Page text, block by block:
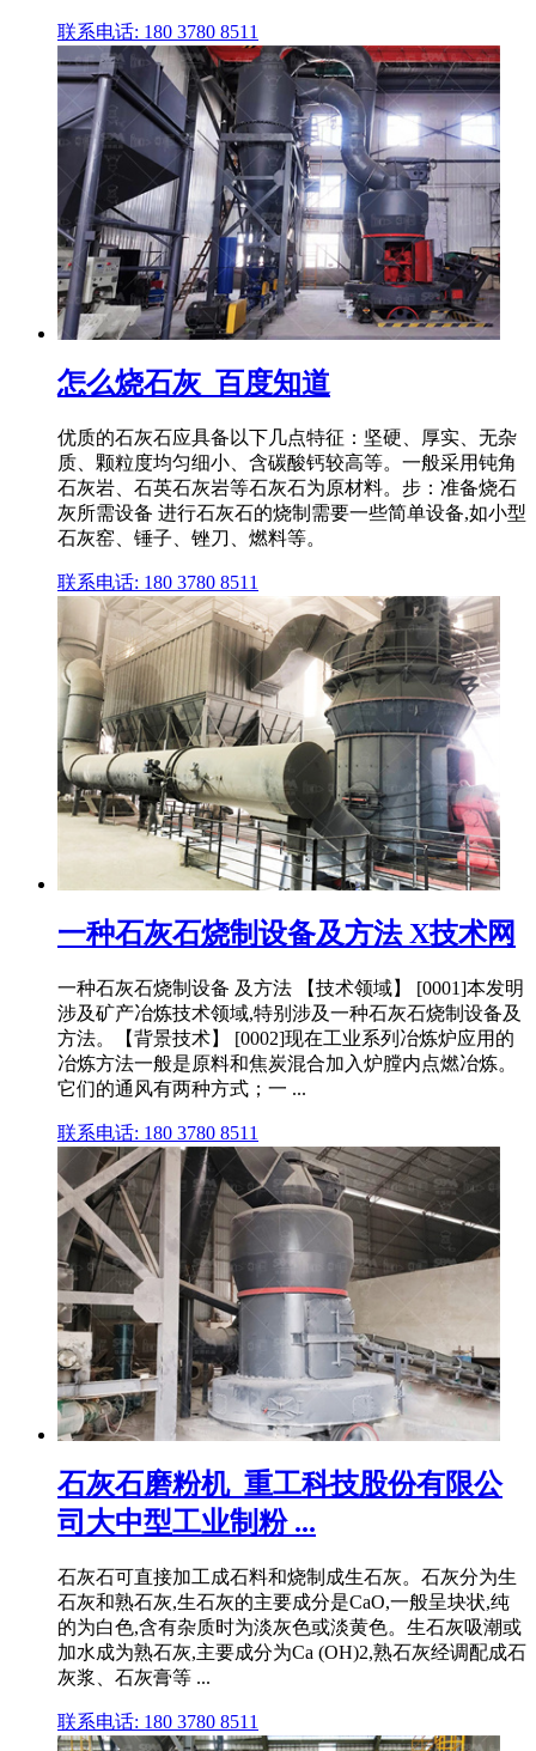
联系电话: 180 3780 8511
怎么烧石灰_百度知道
优质的石灰石应具备以下几点特征：坚硬、厚实、无杂
质、颗粒度均匀细小、含碳酸钙较高等。一般采用钝角
石灰岩、石英石灰岩等石灰石为原材料。步：准备烧石
灰所需设备 进行石灰石的烧制需要一些简单设备,如小型
石灰窑、锤子、锉刀、燃料等。
联系电话: 180 3780 8511
一种石灰石烧制设备及方法 X技术网
一种石灰石烧制设备 及方法 【技术领域】 [0001]本发明
涉及矿产冶炼技术领域,特别涉及一种石灰石烧制设备及
方法。【背景技术】 [0002]现在工业系列冶炼炉应用的
冶炼方法一般是原料和焦炭混合加入炉膛内点燃冶炼。
它们的通风有两种方式；一 ...
联系电话: 180 3780 8511
石灰石磨粉机_重工科技股份有限公
司大中型工业制粉 ...
石灰石可直接加工成石料和烧制成生石灰。石灰分为生
石灰和熟石灰,生石灰的主要成分是CaO,一般呈块状,纯
的为白色,含有杂质时为淡灰色或淡黄色。生石灰吸潮或
加水成为熟石灰,主要成分为Ca (OH)2,熟石灰经调配成石
灰浆、石灰膏等 ...
联系电话: 180 3780 8511